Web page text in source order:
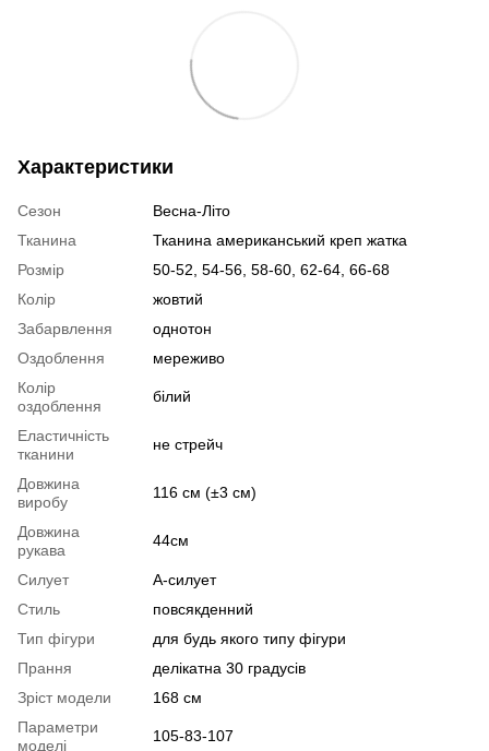
Характеристики
Сезон
Весна-Літо
Тканина
Тканина американський креп жатка
Розмір
50-52, 54-56, 58-60, 62-64, 66-68
Колір
жовтий
Забарвлення
однотон
Оздоблення
мереживо
Колір
оздоблення
білий
Еластичність
тканини
не стрейч
Довжина
виробу
116 см (±3 см)
Довжина
рукава
44см
Силует
А-силует
Стиль
повсякденний
Тип фігури
для будь якого типу фігури
Прання
делікатна 30 градусів
Зріст модели
168 см
Параметри
моделі
105-83-107